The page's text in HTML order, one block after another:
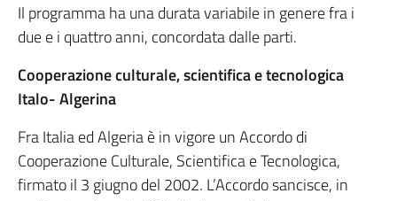
Il programma ha una durata variabile in genere fra i
due e i quattro anni, concordata dalle parti.
Cooperazione culturale, scientifica e tecnologica
Italo- Algerina
Fra Italia ed Algeria è in vigore un Accordo di
Cooperazione Culturale, Scientifica e Tecnologica,
firmato il 3 giugno del 2002. L’Accordo sancisce, in